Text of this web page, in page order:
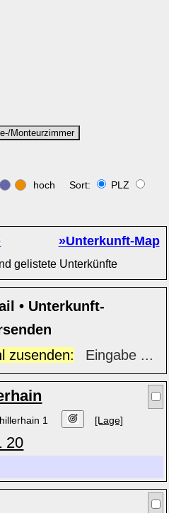
Monteurzimmer
hoch Sort:
PLZ
»Unterkunft-Map
gelistete Unterkünfte
• Unterkunft-
zusenden:
Eingabe ...
1 [Lage]
20